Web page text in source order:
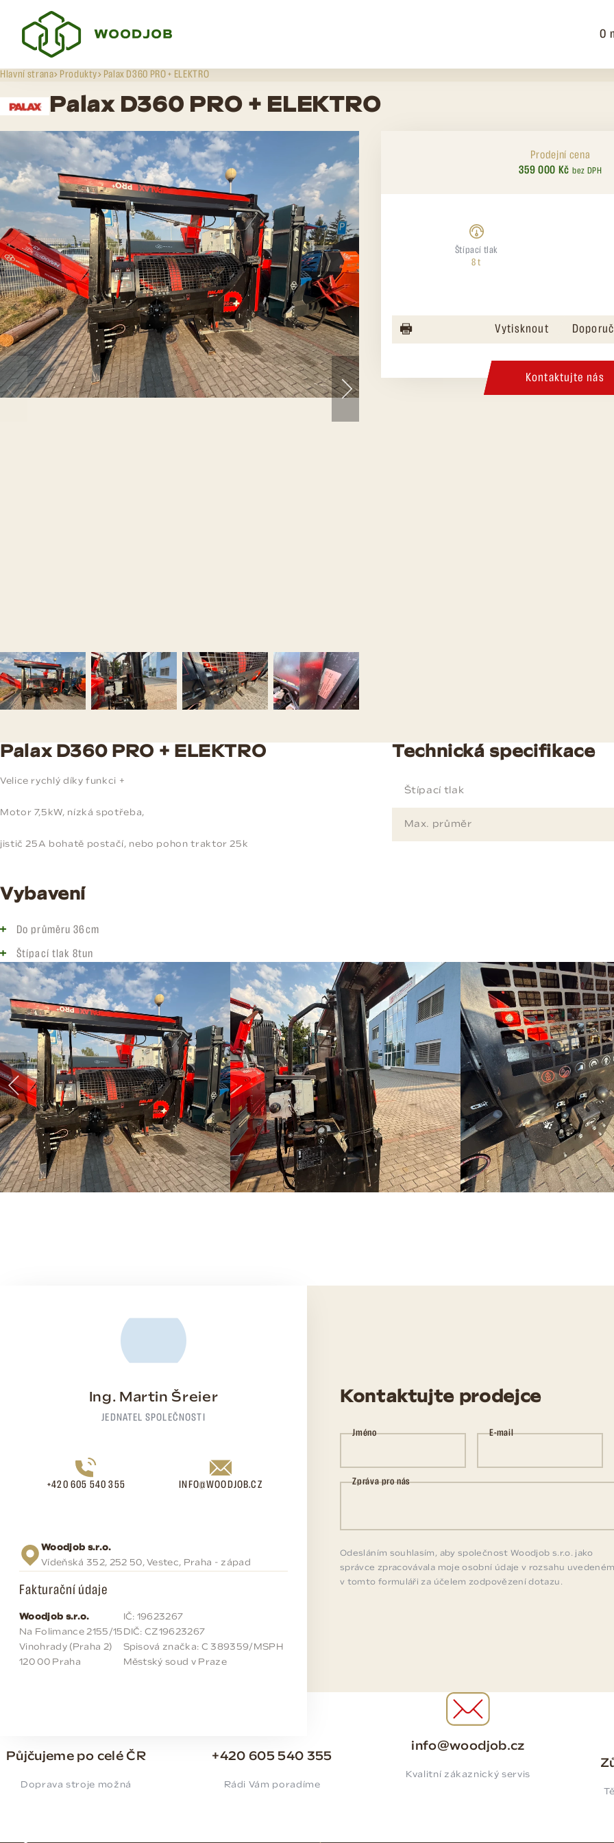
O
Hlavní strana Produkty Palax D360 PRO + ELEKTRO
Palax D360 PRO + ELEKTRO
Prodejní cena
359 000 Kč bez DPH
Štípací tlak
8 t
Vytisknout
Kontaktujte nás
Palax D360 PRO + ELEKTRO
Velice rychlý díky funkci +
Motor 7,5kW, nízká spotřeba,
jistič 25A bohatě postačí, nebo pohon traktor 25k
Vybavení
Do průměru 36cm
Štípací tlak 8tun
Technická specifikace
Štípací tlak
Max. průměr
Ing. Martin Šreier
JEDNATEL SPOLEČNOSTI
+420 605 540 355 INFO@WOODJOB.CZ
Woodjob s.r.o.
Vídeňská 352, 252 50, Vestec, Praha - západ
Fakturační údaje
Woodjob s.r.o.
Na Folimance 2155/15
Vinohrady (Praha 2)
120 00 Praha
IČ: 19623267
DIČ: CZ19623267
Spisová značka: C 389359/MSPH
Městský soud v Praze
Kontaktujte prodejce
Jméno E-mail
Zpráva pro nás
Odesláním souhlasím, aby společnost Woodjob s.r.o. jako
správce zpracovávala moje osobní údaje v rozsahu
v tomto formuláři za účelem zodpovězení dotazu.
Půjčujeme po celé ČR
Doprava stroje možná
+420 605 540 355
Rádi Vám poradíme
info@woodjob.cz
Kvalitní zákaznický servis